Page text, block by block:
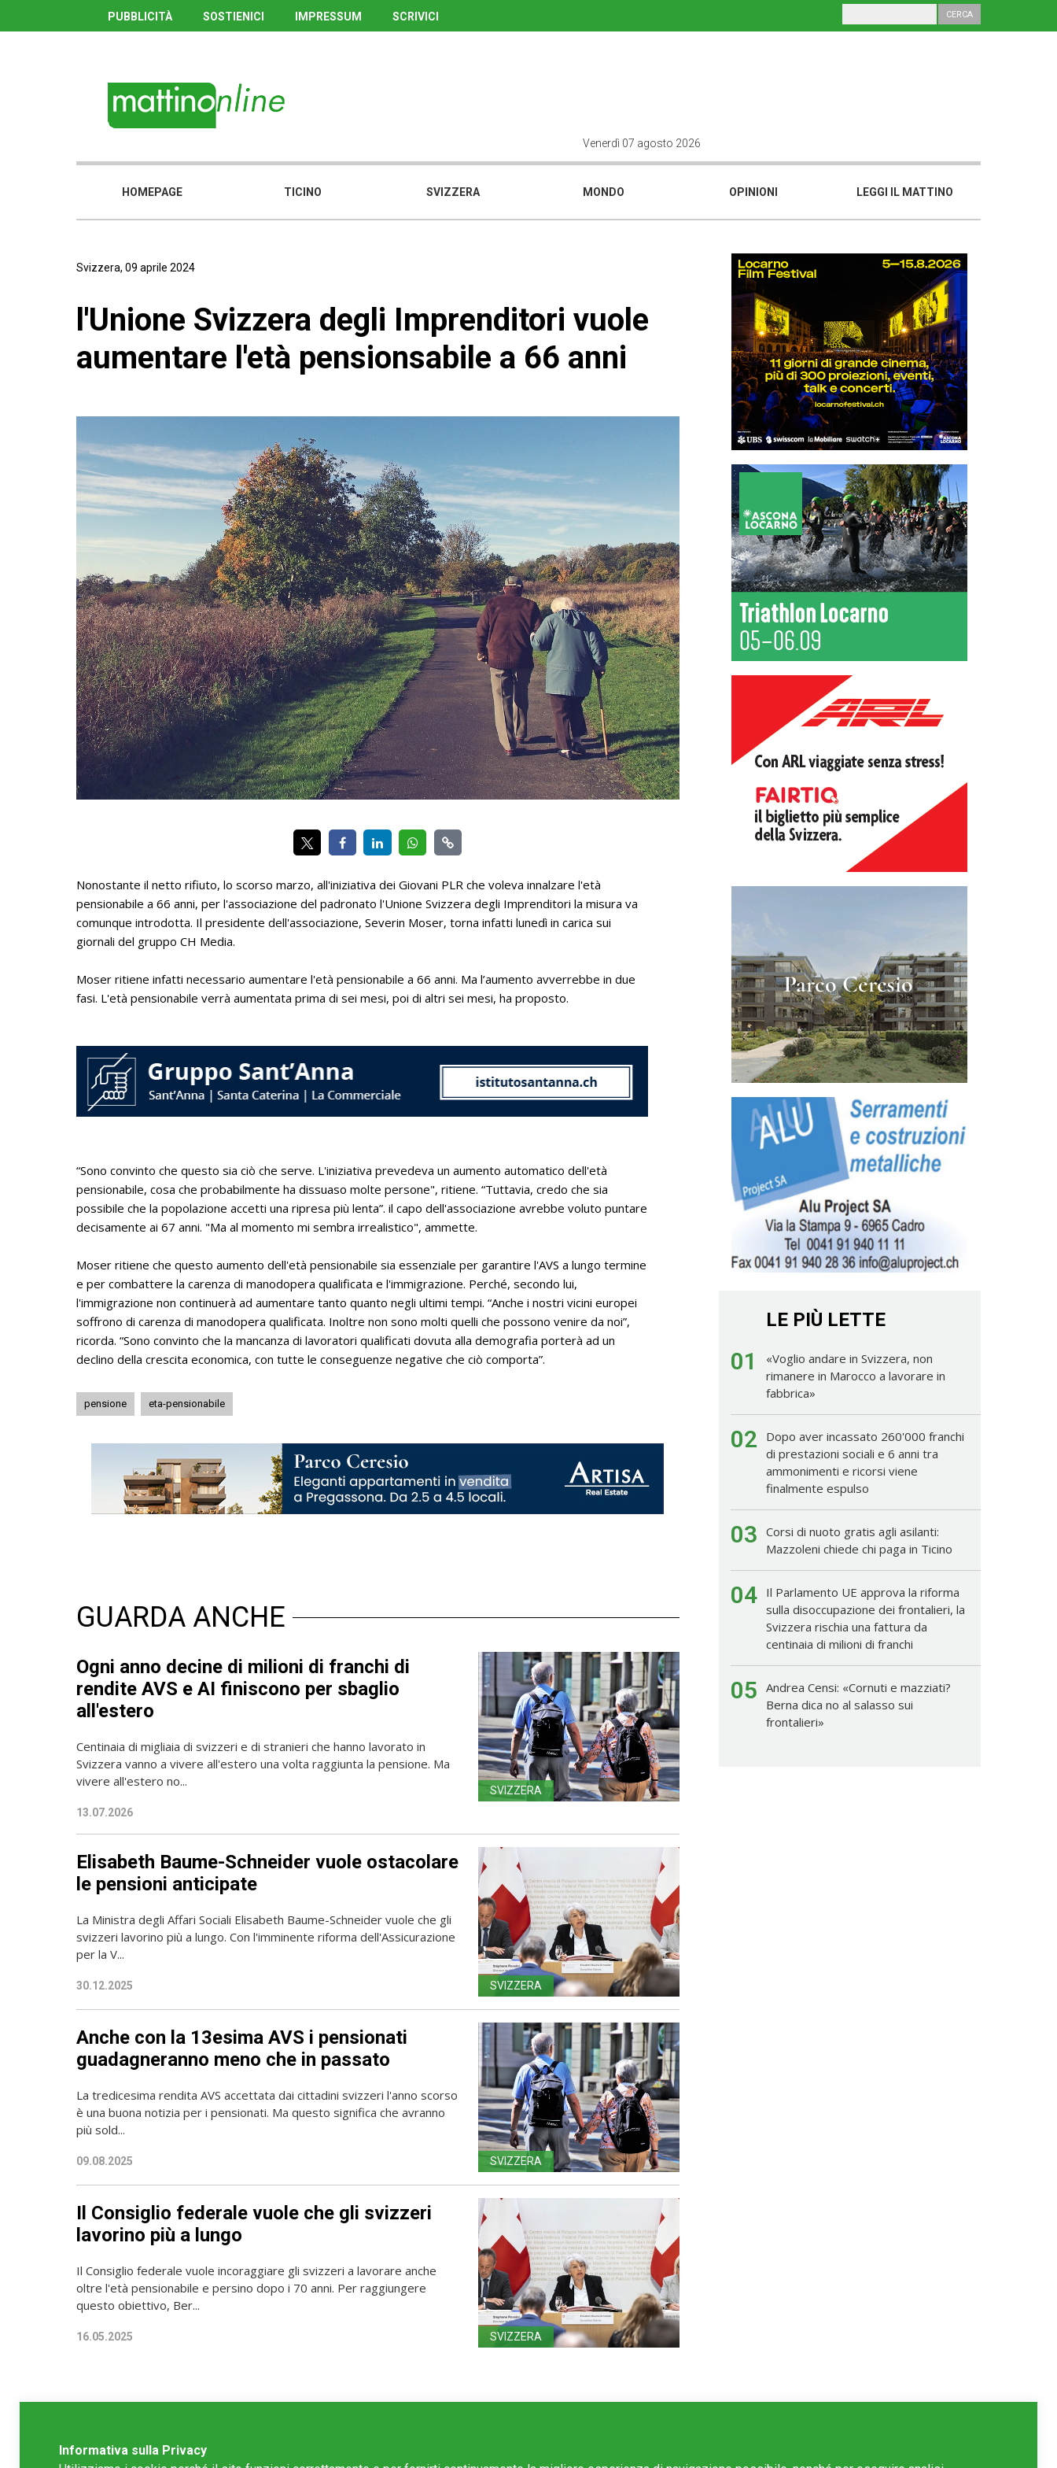
PUBBLICITÀ SOSTIENICI IMPRESSUM SCRIVICI
Venerdì 07 agosto 2026
HOMEPAGE TICINO SVIZZERA MONDO OPINIONI LEGGI IL MATTINO
Svizzera, 09 aprile 2024
l'Unione Svizzera degli Imprenditori vuole
aumentare l'età pensionsabile a 66 anni
Nonostante il netto rifiuto, lo scorso marzo, all'iniziativa dei Giovani PLR che voleva innalzare l'età
pensionabile a 66 anni, per l'associazione del padronato l'Unione Svizzera degli Imprenditori la misura va
comunque introdotta. Il presidente dell'associazione, Severin Moser, torna infatti lunedì in carica sui
giornali del gruppo CH Media.
Moser ritiene infatti necessario aumentare l'età pensionabile a 66 anni. Ma l’aumento avverrebbe in due
fasi. L'età pensionabile verrà aumentata prima di sei mesi, poi di altri sei mesi, ha proposto.
“Sono convinto che questo sia ciò che serve. L'iniziativa prevedeva un aumento automatico dell'età
pensionabile, cosa che probabilmente ha dissuaso molte persone", ritiene. “Tuttavia, credo che sia
possibile che la popolazione accetti una ripresa più lenta”. il capo dell'associazione avrebbe voluto puntare
decisamente ai 67 anni. "Ma al momento mi sembra irrealistico", ammette.
Moser ritiene che questo aumento dell'età pensionabile sia essenziale per garantire l'AVS a lungo termine
e per combattere la carenza di manodopera qualificata e l'immigrazione. Perché, secondo lui,
l'immigrazione non continuerà ad aumentare tanto quanto negli ultimi tempi. “Anche i nostri vicini europei
soffrono di carenza di manodopera qualificata. Inoltre non sono molti quelli che possono venire da noi”,
ricorda. “Sono convinto che la mancanza di lavoratori qualificati dovuta alla demografia porterà ad un
declino della crescita economica, con tutte le conseguenze negative che ciò comporta”.
pensione eta-pensionabile
GUARDA ANCHE
Ogni anno decine di milioni di franchi di
rendite AVS e AI finiscono per sbaglio
all'estero
Centinaia di migliaia di svizzeri e di stranieri che hanno lavorato in
Svizzera vanno a vivere all'estero una volta raggiunta la pensione. Ma
vivere all'estero no...
13.07.2026
SVIZZERA
Elisabeth Baume-Schneider vuole ostacolare
le pensioni anticipate
La Ministra degli Affari Sociali Elisabeth Baume-Schneider vuole che gli
svizzeri lavorino più a lungo. Con l'imminente riforma dell'Assicurazione
per la V...
30.12.2025 SVIZZERA
Anche con la 13esima AVS i pensionati
guadagneranno meno che in passato
La tredicesima rendita AVS accettata dai cittadini svizzeri l'anno scorso
è una buona notizia per i pensionati. Ma questo significa che avranno
più sold...
09.08.2025 SVIZZERA
Il Consiglio federale vuole che gli svizzeri
lavorino più a lungo
Il Consiglio federale vuole incoraggiare gli svizzeri a lavorare anche
oltre l'età pensionabile e persino dopo i 70 anni. Per raggiungere
questo obiettivo, Ber...
16.05.2025 SVIZZERA
LE PIÙ LETTE
01
«Voglio andare in Svizzera, non
rimanere in Marocco a lavorare in
fabbrica»
02
Dopo aver incassato 260'000 franchi
di prestazioni sociali e 6 anni tra
ammonimenti e ricorsi viene
finalmente espulso
03 Corsi di nuoto gratis agli asilanti:
Mazzoleni chiede chi paga in Ticino
04
Il Parlamento UE approva la riforma
sulla disoccupazione dei frontalieri, la
Svizzera rischia una fattura da
centinaia di milioni di franchi
05 Andrea Censi: «Cornuti e mazziati?
Berna dica no al salasso sui
frontalieri»
Informativa sulla Privacy